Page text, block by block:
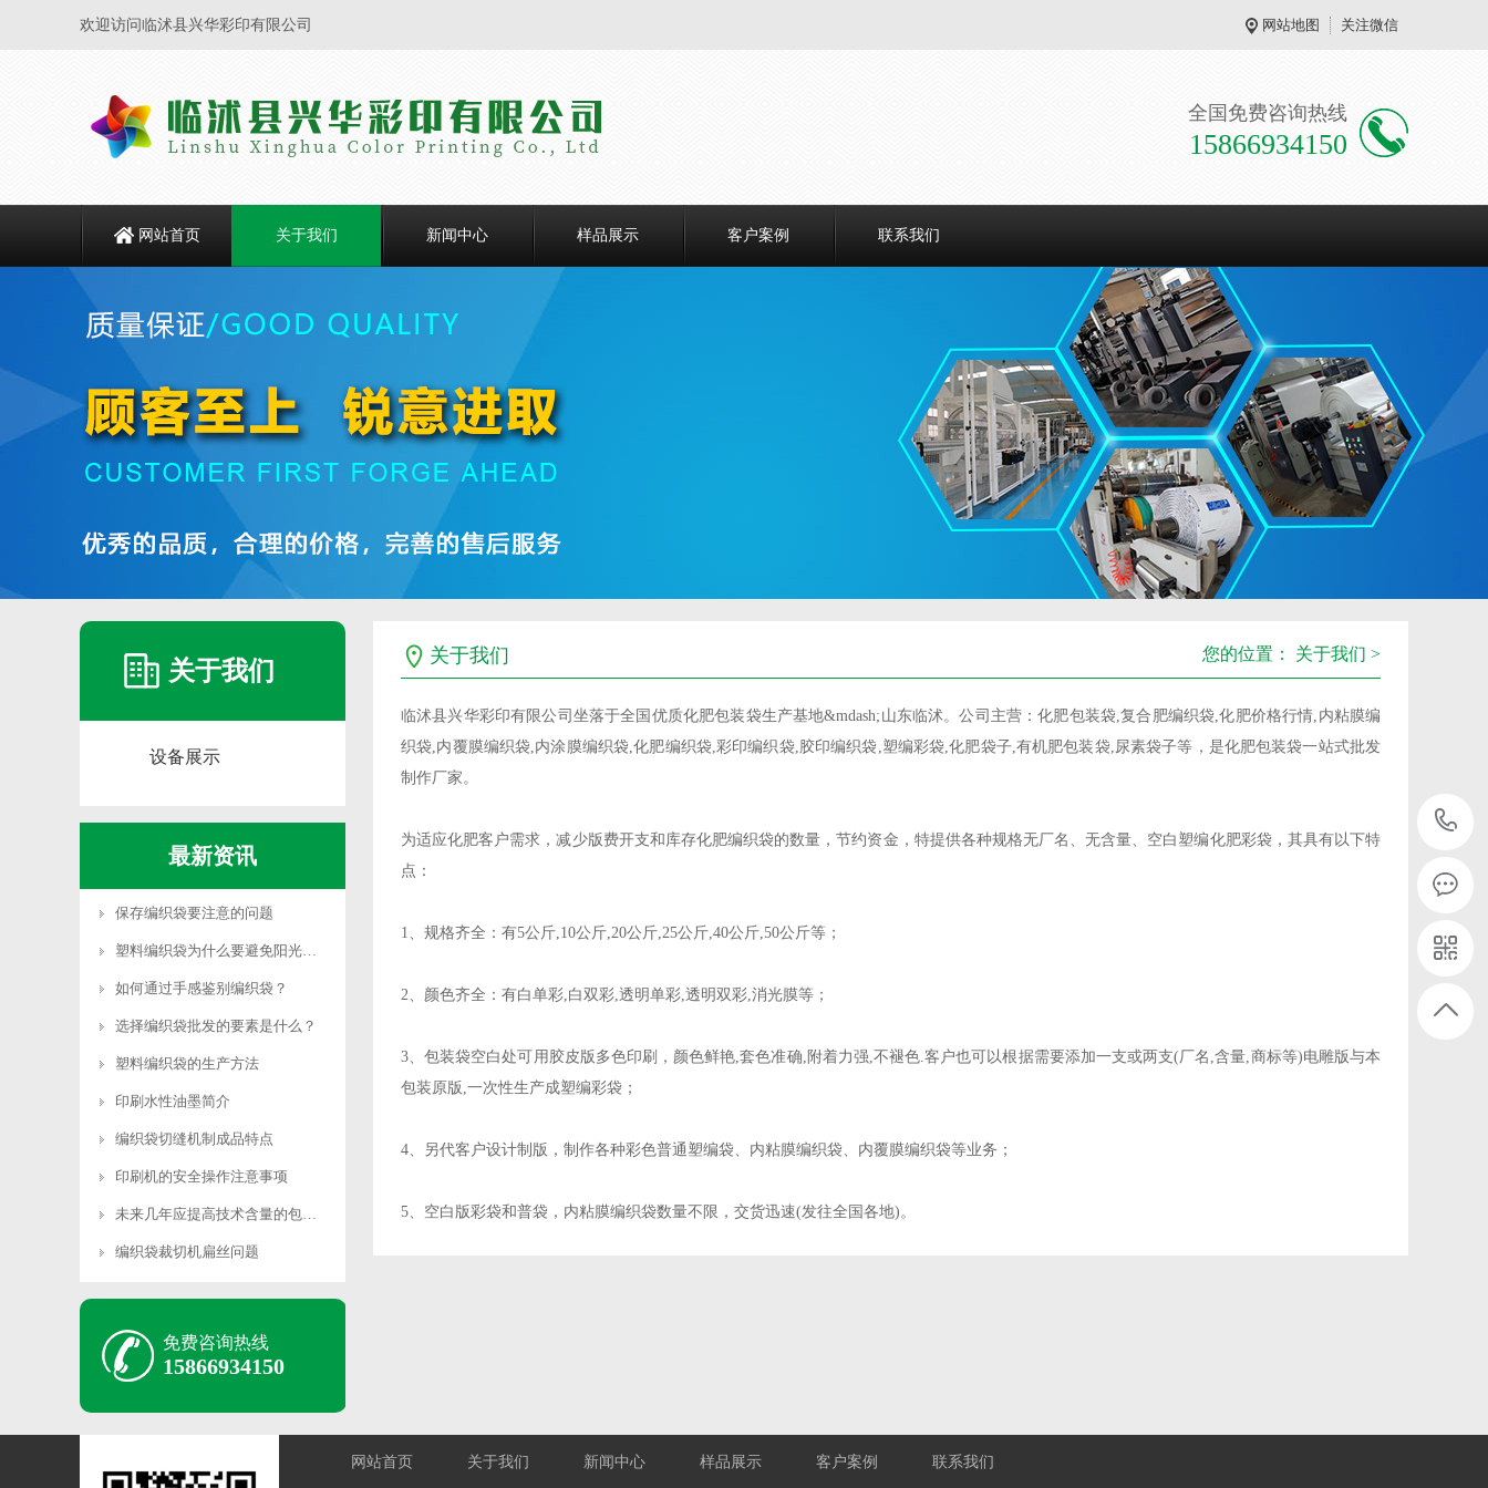
欢迎访问临沭县兴华彩印有限公司 网站地图 关注微信
全国免费咨询热线
15866934150
网站首页 关于我们 新闻中心 样品展示 客户案例 联系我们
关于我们
设备展示
最新资讯
保存编织袋要注意的问题
塑料编织袋为什么要避免阳光直射
如何通过手感鉴别编织袋？
选择编织袋批发的要素是什么？
塑料编织袋的生产方法
印刷水性油墨简介
编织袋切缝机制成品特点
印刷机的安全操作注意事项
未来几年应提高技术含量的包装机械
编织袋裁切机扁丝问题
免费咨询热线
15866934150
关于我们 您的位置： 关于我们 >
临沭县兴华彩印有限公司坐落于全国优质化肥包装袋生产基地&mdash;山东临沭。公司主营：化肥包装袋,复合肥编织袋,化肥价格行情,内粘膜编
织袋,内覆膜编织袋,内涂膜编织袋,化肥编织袋,彩印编织袋,胶印编织袋,塑编彩袋,化肥袋子,有机肥包装袋,尿素袋子等，是化肥包装袋一站式批发
制作厂家。
为适应化肥客户需求，减少版费开支和库存化肥编织袋的数量，节约资金，特提供各种规格无厂名、无含量、空白塑编化肥彩袋，其具有以下特
点：
1、规格齐全：有5公斤,10公斤,20公斤,25公斤,40公斤,50公斤等；
2、颜色齐全：有白单彩,白双彩,透明单彩,透明双彩,消光膜等；
3、包装袋空白处可用胶皮版多色印刷，颜色鲜艳,套色准确,附着力强,不褪色.客户也可以根据需要添加一支或两支(厂名,含量,商标等)电雕版与本
包装原版,一次性生产成塑编彩袋；
4、另代客户设计制版，制作各种彩色普通塑编袋、内粘膜编织袋、内覆膜编织袋等业务；
5、空白版彩袋和普袋，内粘膜编织袋数量不限，交货迅速(发往全国各地)。
网站首页 关于我们 新闻中心 样品展示 客户案例 联系我们